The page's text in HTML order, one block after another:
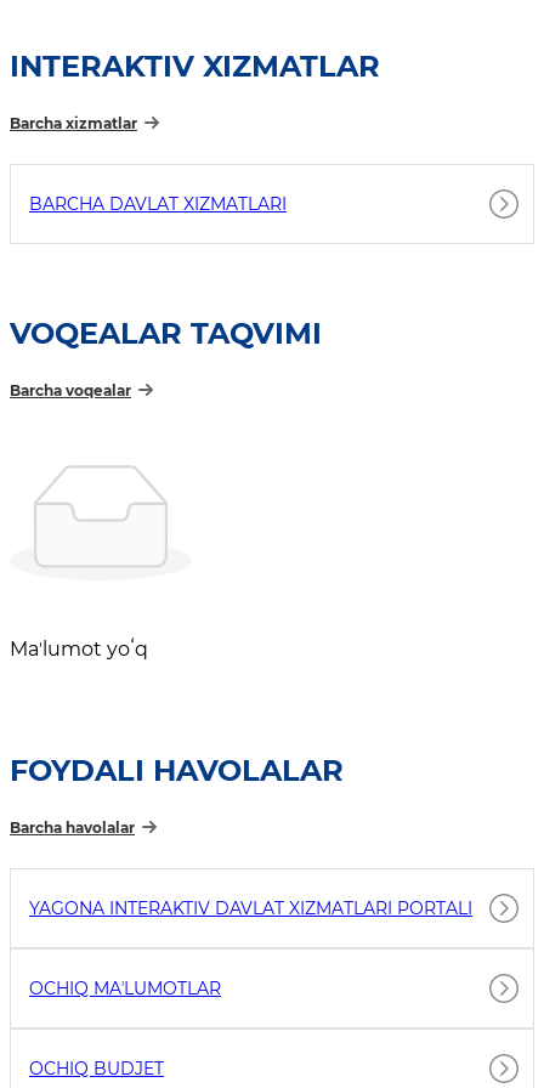
INTERAKTIV XIZMATLAR
Barcha xizmatlar
BARCHA DAVLAT XIZMATLARI
VOQEALAR TAQVIMI
Barcha voqealar
Maʼlumot yoʻq
FOYDALI HAVOLALAR
Barcha havolalar
YAGONA INTERAKTIV DAVLAT XIZMATLARI PORTALI
OCHIQ MAʼLUMOTLAR
OCHIQ BUDJET